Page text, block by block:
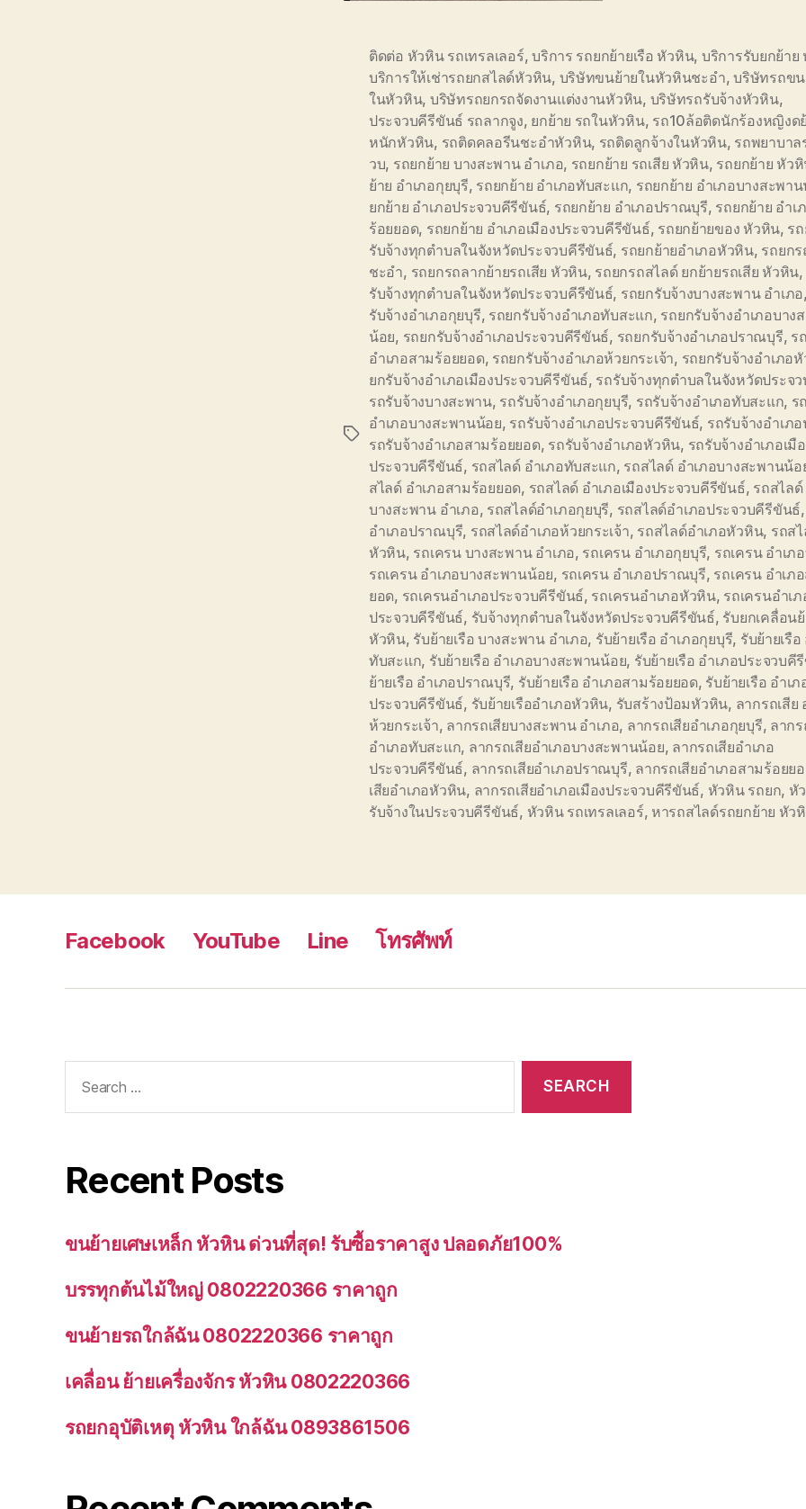
Tags
ติดต่อ หัวหิน รถเทรลเลอร์,บริการ รถยกย้ายเรือ หัวหิน, บริการรับยกย้าย
บริการให้เช่ารถยกสไลด์หัวหิน, บริษัทขนย้ายในหัวหินชะอำ,บริษัทรถข
ในหัวหิน, บริษัทรถยกรถจัดงานแต่งงานหัวหิน, บริษัทรถรับจ้างหัวหิน,
ประจวบคีรีขันธ์ รถลากจูง, ยกย้าย รถในหัวหิน, รถ10ล้อติดนักร้องหญิงด
หนักหัวหิน, รถติดคลอรีนชะอำหัวหิน, รถติดลูกจ้างในหัวหิน, รถพยาบาล
วบ, รถยกย้าย บางสะพาน อำเภอ, รถยกย้าย รถเสีย หัวหิน, รถยกย้าย หัว
ย้าย อำเภอกุยบุรี, รถยกย้าย อำเภอทับสะแก, รถยกย้าย อำเภอบางสะพา
ยกย้าย อำเภอประจวบคีรีขันธ์, รถยกย้าย อำเภอปราณบุรี, รถยกย้าย อำเ
ร้อยยอด, รถยกย้าย อำเภอเมืองประจวบคีรีขันธ์, รถยกย้ายของ หัวหิน, ร
รับจ้างทุกตำบลในจังหวัดประจวบคีรีขันธ์, รถยกย้ายอำเภอหัวหิน, รถยกร
ชะอำ, รถยกรถลากย้ายรถเสีย หัวหิน, รถยกรถสไลด์ ยกย้ายรถเสีย หัวหิน,
รับจ้างทุกตำบลในจังหวัดประจวบคีรีขันธ์, รถยกรับจ้างบางสะพาน อำเภอ
รับจ้างอำเภอกุยบุรี, รถยกรับจ้างอำเภอทับสะแก, รถยกรับจ้างอำเภอบาง
น้อย, รถยกรับจ้างอำเภอประจวบคีรีขันธ์, รถยกรับจ้างอำเภอปราณบุรี, ร
อำเภอสามร้อยยอด, รถยกรับจ้างอำเภอห้วยกระเจ้า, รถยกรับจ้างอำเภอ
ยกรับจ้างอำเภอเมืองประจวบคีรีขันธ์, รถรับจ้างทุกตำบลในจังหวัดประจ
รถรับจ้างบางสะพาน, รถรับจ้างอำเภอกุยบุรี, รถรับจ้างอำเภอทับสะแก, ร
อำเภอบางสะพานน้อย, รถรับจ้างอำเภอประจวบคีรีขันธ์, รถรับจ้างอำเภ
รถรับจ้างอำเภอสามร้อยยอด, รถรับจ้างอำเภอหัวหิน, รถรับจ้างอำเภอเมื
ประจวบคีรีขันธ์, รถสไลด์ อำเภอทับสะแก, รถสไลด์ อำเภอบางสะพานน้อ
สไลด์ อำเภอสามร้อยยอด, รถสไลด์ อำเภอเมืองประจวบคีรีขันธ์, รถสไลด์
บางสะพาน อำเภอ, รถสไลด์อำเภอกุยบุรี, รถสไลด์อำเภอประจวบคีรีขันธ์
อำเภอปราณบุรี, รถสไลด์อำเภอห้วยกระเจ้า, รถสไลด์อำเภอหัวหิน, รถส
หัวหิน, รถเครน บางสะพาน อำเภอ, รถเครน อำเภอกุยบุรี, รถเครน อำเภ
รถเครน อำเภอบางสะพานน้อย, รถเครน อำเภอปราณบุรี, รถเครน อำเภ
ยอด, รถเครนอำเภอประจวบคีรีขันธ์, รถเครนอำเภอหัวหิน, รถเครนอำเภ
ประจวบคีรีขันธ์, รับจ้างทุกตำบลในจังหวัดประจวบคีรีขันธ์, รับยกเคลื่อน
หัวหิน, รับย้ายเรือ บางสะพาน อำเภอ, รับย้ายเรือ อำเภอกุยบุรี, รับย้ายเรือ
ทับสะแก, รับย้ายเรือ อำเภอบางสะพานน้อย, รับย้ายเรือ อำเภอประจวบคี
ย้ายเรือ อำเภอปราณบุรี, รับย้ายเรือ อำเภอสามร้อยยอด, รับย้ายเรือ อำเภ
ประจวบคีรีขันธ์, รับย้ายเรืออำเภอหัวหิน, รับสร้างป้อมหัวหิน, ลากรถเสีย
ห้วยกระเจ้า, ลากรถเสียบางสะพาน อำเภอ, ลากรถเสียอำเภอกุยบุรี, ลากร
อำเภอทับสะแก, ลากรถเสียอำเภอบางสะพานน้อย, ลากรถเสียอำเภอ
ประจวบคีรีขันธ์, ลากรถเสียอำเภอปราณบุรี, ลากรถเสียอำเภอสามร้อยย
เสียอำเภอหัวหิน, ลากรถเสียอำเภอเมืองประจวบคีรีขันธ์, หัวหิน รถยก, หั
รับจ้างในประจวบคีรีขันธ์, หัวหิน รถเทรลเลอร์, หารถสไลด์รถยกย้าย หัว
Facebook YouTube Line โทรศัพท์
for:
Recent Posts
ขนย้ายเศษเหล็ก หัวหิน ด่วนที่สุด! รับซื้อราคาสูง ปลอดภัย100%
บรรทุกต้นไม้ใหญ่ 0802220366 ราคาถูก
ขนย้ายรถใกล้ฉัน 0802220366 ราคาถูก
เคลื่อน ย้ายเครื่องจักร หัวหิน 0802220366
รถยกอุบัติเหตุ หัวหิน ใกล้ฉัน 0893861506